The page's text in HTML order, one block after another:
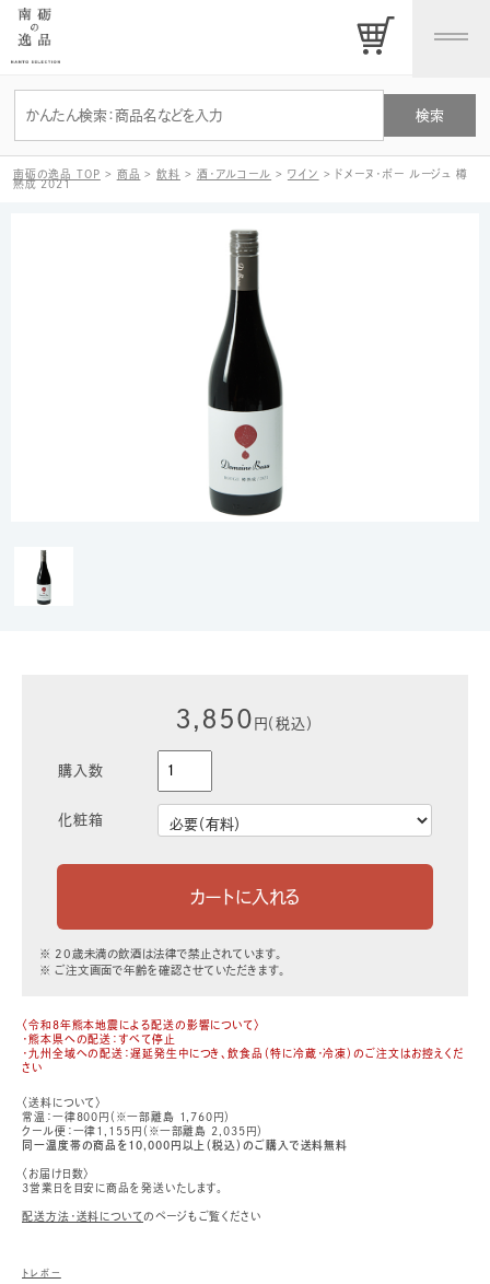
南砺の逸品 TOP > 商品 >飲料 > 酒・アルコール > ワイン >
ドメーヌ・ボー ルージュ 樽
熟成 2021
3,850 円（税込）
購入数
化粧箱
※ 20歳未満の飲酒は法律で禁止されています。
※ ご注文画面で年齢を確認させていただきます。
〈令和8年熊本地震による配送の影響について〉
・熊本県への配送：すべて停止
・九州全域への配送：遅延発生中につき、飲食品（特に冷蔵・冷凍）のご注文はお控えくだ
さい
〈送料について〉
常温：一律800円（※一部離島 1,760円）
クール便：一律1,155円（※一部離島 2,035円）
同一温度帯の商品を10,000円以上（税込）のご購入で送料無料
〈お届け日数〉
3営業日を目安に商品を発送いたします。
配送方法・送料についてのページもご覧ください
トレボー